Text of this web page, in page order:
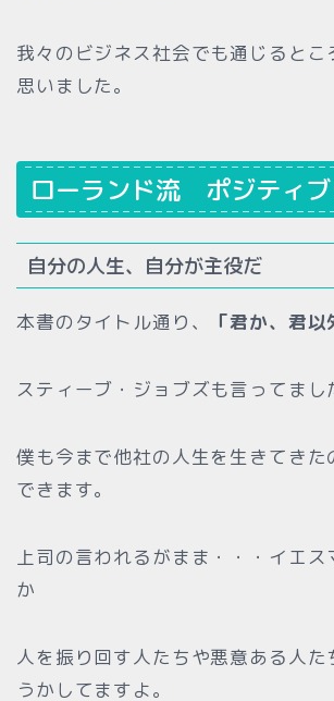
我々のビジネス社会でも通じるとこ
思いました。
ローランド流 ポジティ
自分の人生、自分が主役だ
本書のタイトル通り、 「君か、君以
スティーブ・ジョブズも言ってまし
僕も今まで他社の人生を生きてきた
できます。
上司の言われるがまま・・・イエス
か
人を振り回す人たちや悪意ある人た
うかしてますよ。